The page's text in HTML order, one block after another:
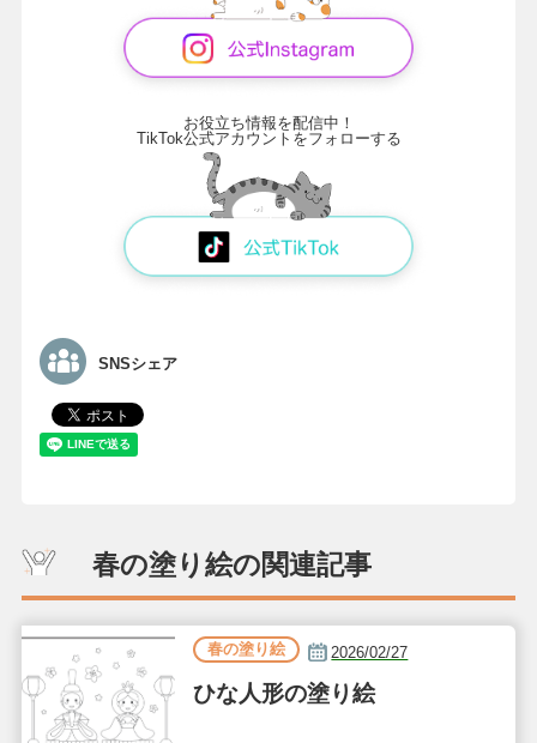
お役立ち情報を配信中！
TikTok公式アカウントをフォローする
SNSシェア
春の塗り絵の関連記事
春の塗り絵 2026/02/27
ひな人形の塗り絵